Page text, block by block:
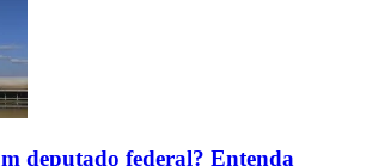
deputado federal? Entenda